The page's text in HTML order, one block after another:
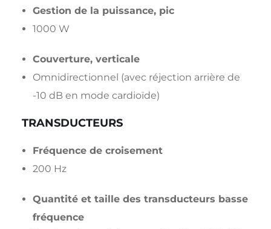
Gestion de la puissance, pic
1000 W
Couverture, verticale
Omnidirectionnel (avec réjection arrière de
-10 dB en mode cardioïde)
TRANSDUCTEURS
Fréquence de croisement
200 Hz
Quantité et taille des transducteurs basse
fréquence